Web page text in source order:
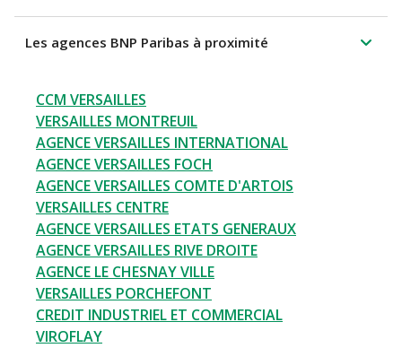
Les agences BNP Paribas à proximité
CCM VERSAILLES
VERSAILLES MONTREUIL
AGENCE VERSAILLES INTERNATIONAL
AGENCE VERSAILLES FOCH
AGENCE VERSAILLES COMTE D'ARTOIS
VERSAILLES CENTRE
AGENCE VERSAILLES ETATS GENERAUX
AGENCE VERSAILLES RIVE DROITE
AGENCE LE CHESNAY VILLE
VERSAILLES PORCHEFONT
CREDIT INDUSTRIEL ET COMMERCIAL
VIROFLAY